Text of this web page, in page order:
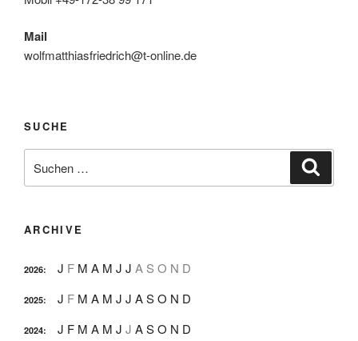
Mail
wolfmatthiasfriedrich@t-online.de
SUCHE
nach:
ARCHIVE
2026: J F M A M J J A S O N D
2025: J F M A M J J ASO N D
2024: J F M A M J J ASO N D